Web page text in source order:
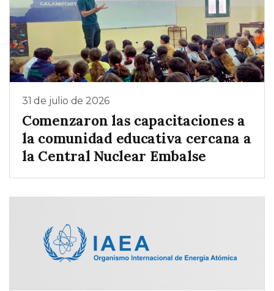
31 de julio de 2026
Comenzaron las capacitaciones a
la comunidad educativa cercana a
la Central Nuclear Embalse